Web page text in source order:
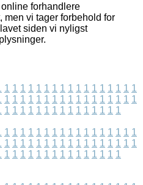
forhandlere
vi tager forbehold for
siden vi nyligst
1 1 1 1 1 1 1 1 1 1 1 1 1 1 1 1 1
1 1 1 1 1 1 1 1 1 1 1 1 1 1 1 1 1
1 1 1 1 1 1 1 1 1 1 1 1 1 1 1
1 1 1 1 1 1 1 1 1 1 1 1 1 1 1 1 1
1 1 1 1 1 1 1 1 1 1 1 1 1 1 1 1 1
1 1 1 1 1 1 1 1 1 1 1 1 1 1 1